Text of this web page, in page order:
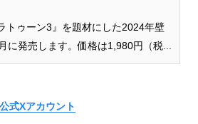
トゥーン3』を題材にした2024年壁
に発売します。価格は1,980円（税...
式Xアカウント